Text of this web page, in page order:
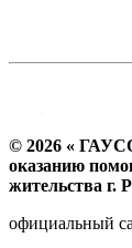
© 2026 «
оказанию
жительства г.
официальный